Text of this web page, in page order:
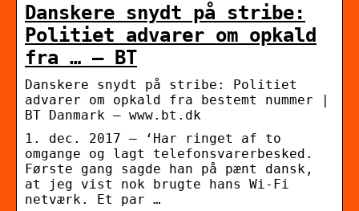
Danskere snydt på stribe:
Politiet advarer om opkald
fra … – BT
Danskere snydt på stribe: Politiet
advarer om opkald fra bestemt nummer |
BT Danmark – www.bt.dk
1. dec. 2017 — ‘Har ringet af to
omgange og lagt telefonsvarerbesked.
Første gang sagde han på pænt dansk,
at jeg vist nok brugte hans Wi-Fi
netværk. Et par …